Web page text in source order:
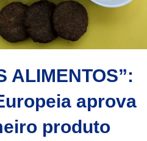
ALIMENTOS”:
aprova
produto